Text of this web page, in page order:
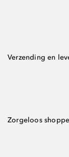
Verzending en
Zorgeloos